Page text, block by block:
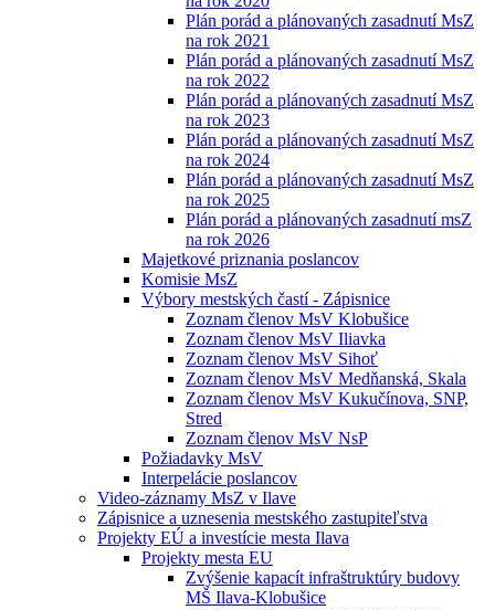
Plán porád a plánovaných zasadnutí MsZ
na rok 2021
Plán porád a plánovaných zasadnutí MsZ
na rok 2022
Plán porád a plánovaných zasadnutí MsZ
na rok 2023
Plán porád a plánovaných zasadnutí MsZ
na rok 2024
Plán porád a plánovaných zasadnutí MsZ
na rok 2025
Plán porád a plánovaných zasadnutí msZ
na rok 2026
Majetkové priznania poslancov
Komisie MsZ
Výbory mestských častí - Zápisnice
Zoznam členov MsV Klobušice
Zoznam členov MsV Iliavka
Zoznam členov MsV Sihoť
Zoznam členov MsV Medňanská, Skala
Zoznam členov MsV Kukučínova, SNP,
Stred
Zoznam členov MsV NsP
Požiadavky MsV
Interpelácie poslancov
Video-záznamy MsZ v Ilave
Zápisnice a uznesenia mestského zastupiteľstva
Projekty EÚ a investície mesta Ilava
Projekty mesta EU
Zvýšenie kapacít infraštruktúry budovy
MŠ Ilava-Klobušice